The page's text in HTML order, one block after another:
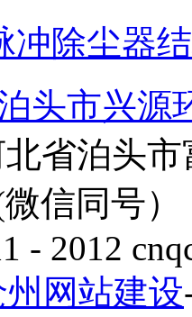
冲除尘器
头市兴源
北省泊头
微信同号
- 2012
州网站建设